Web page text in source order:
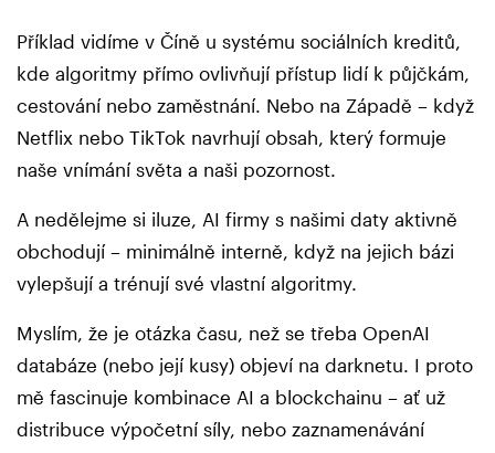
Příklad vidíme v Číně u systému sociálních kreditů,
kde algoritmy přímo ovlivňují přístup lidí k půjčkám,
cestování nebo zaměstnání. Nebo na Západě – když
Netflix nebo TikTok navrhují obsah, který formuje
naše vnímání světa a naši pozornost.
A nedělejme si iluze, AI firmy s našimi daty aktivně
obchodují – minimálně interně, když na jejich bázi
vylepšují a trénují své vlastní algoritmy.
Myslím, že je otázka času, než se třeba OpenAI
databáze (nebo její kusy) objeví na darknetu. I proto
mě fascinuje kombinace AI a blockchainu – ať už
distribuce výpočetní síly, nebo zaznamenávání